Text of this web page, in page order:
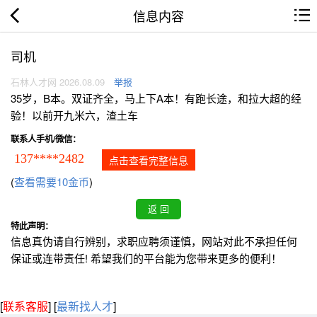
信息内容
司机
石林人才网 2026.08.09 举报
35岁，B本。双证齐全，马上下A本！有跑长途，和拉大超的经
验！以前开九米六，渣土车
联系人手机/微信：
137****2482 点击查看完整信息
(查看需要10金币)
特此声明：
信息真伪请自行辨别，求职应聘须谨慎，网站对此不承担任何
保证或连带责任! 希望我们的平台能为您带来更多的便利！
[联系客服] [最新找人才]